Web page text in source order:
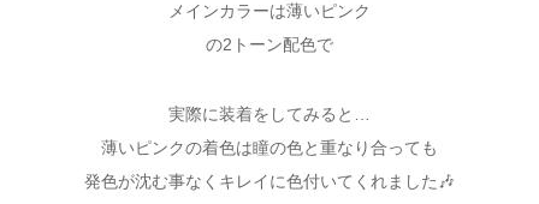
メインカラーは薄いピンク
の2トーン配色で
実際に装着をしてみると…
薄いピンクの着色は瞳の色と重なり合っても
発色が沈む事なくキレイに色付いてくれました🎶